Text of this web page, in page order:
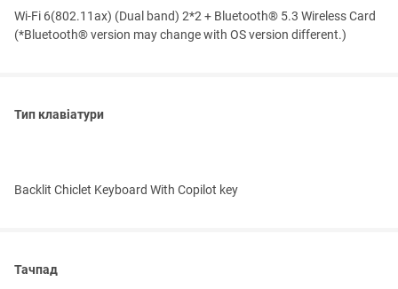
Wi-Fi 6(802.11ax) (Dual band) 2*2 + Bluetooth® 5.3 Wireless Card
(*Bluetooth® version may change with OS version different.)
Тип клавіатури
Backlit Chiclet Keyboard With Copilot key
Тачпад